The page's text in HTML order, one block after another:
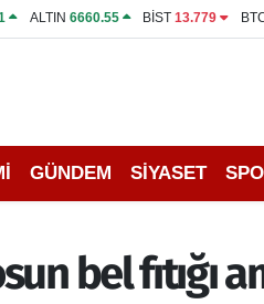
ALTIN 6660.55 BİST13.779
GÜNDEM SİYASET
bel fıtığı